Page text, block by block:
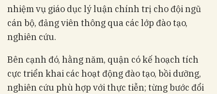
nhiệm vụ giáo dục lý luận chính trị cho đội ngũ
cán bộ, đảng viên thông qua các lớp đào tạo,
nghiên cứu.
Bên cạnh đó, hằng năm, quận có kế hoạch tích
cực triển khai các hoạt động đào tạo, bồi dưỡng,
nghiên cứu phù hợp với thực tiễn; từng bước đổi